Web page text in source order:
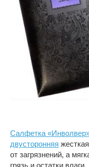
Салфетка
двусторонняя
от загрязнений, а
грязь и остатки влаги.